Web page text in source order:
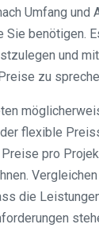
Umfang und
Sie benötigen.
und
zu
flexible
pro
die